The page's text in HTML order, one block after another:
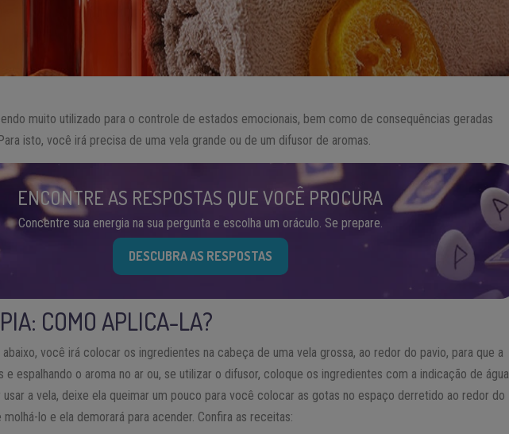
muito utilizado para o controle de estados emocionais, bem como de consequências geradas
isto, você irá precisa de uma vela grande ou de um difusor de aromas.
ENCONTRE AS RESPOSTAS QUE VOCÊ PROCURA
Concentre sua energia na sua pergunta e escolha um oráculo. Se prepare.
DESCUBRA AS RESPOSTAS
COMO APLICA-LA?
você irá colocar os ingredientes na cabeça de uma vela grossa, ao redor do pavio, para que a
e espalhando o aroma no ar ou, se utilizar o difusor, coloque os ingredientes com a indicação de água
a vela, deixe ela queimar um pouco para você colocar as gotas no espaço derretido ao redor do
lo e ela demorará para acender. Confira as receitas: